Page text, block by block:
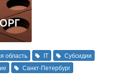
область IT
Субсидии
Санкт-Петербург